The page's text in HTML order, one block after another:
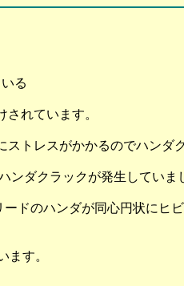
る
れています。
トレスがかかるのでハンダ
ンダクラックが発生していま
ドのハンダが同心円状にヒ
ます。